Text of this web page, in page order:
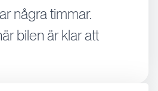
några timmar.
bilen är klar att